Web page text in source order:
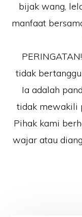
bijak wang,
manfaat
tidak
Ia adalah
tidak mewakili
Pihak kami
wajar atau